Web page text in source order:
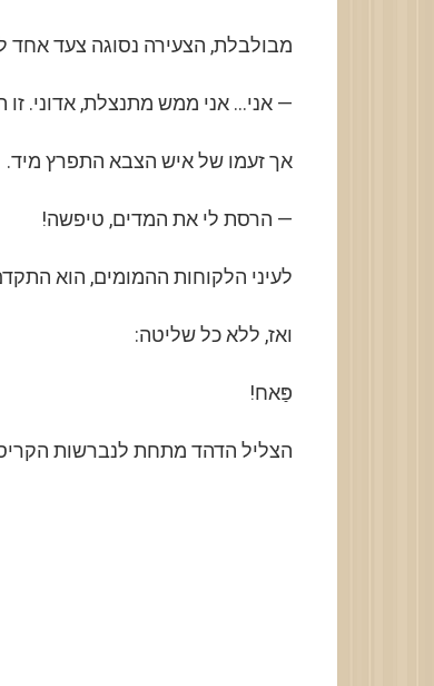
מבולבלת, הצעירה נסוגה צעד אחד
— אני… אני ממש מתנצלת, אדוני. זו
אך זעמו של איש הצבא התפרץ מיד.
— הרסת לי את המדים, טיפשה!
לעיני הלקוחות ההמומים, הוא
ואז, ללא כל שליטה:
פַּאח!
הצליל הדהד מתחת לנברשות